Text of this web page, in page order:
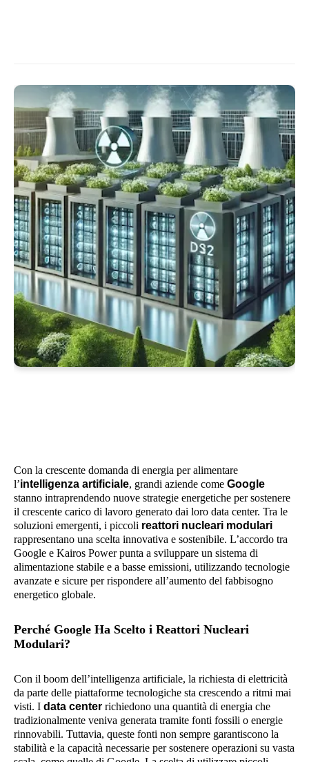
Con la crescente domanda di energia per alimentare
l’intelligenza artificiale, grandi aziende come Google
stanno intraprendendo nuove strategie energetiche per sostenere
il crescente carico di lavoro generato dai loro data center. Tra le
soluzioni emergenti, i piccoli reattori nucleari modulari
rappresentano una scelta innovativa e sostenibile. L’accordo tra
Google e Kairos Power punta a sviluppare un sistema di
alimentazione stabile e a basse emissioni, utilizzando tecnologie
avanzate e sicure per rispondere all’aumento del fabbisogno
energetico globale.
Perché Google Ha Scelto i Reattori Nucleari
Modulari?
Con il boom dell’intelligenza artificiale, la richiesta di elettricità
da parte delle piattaforme tecnologiche sta crescendo a ritmi mai
visti. I data center richiedono una quantità di energia che
tradizionalmente veniva generata tramite fonti fossili o energie
rinnovabili. Tuttavia, queste fonti non sempre garantiscono la
stabilità e la capacità necessarie per sostenere operazioni su vasta